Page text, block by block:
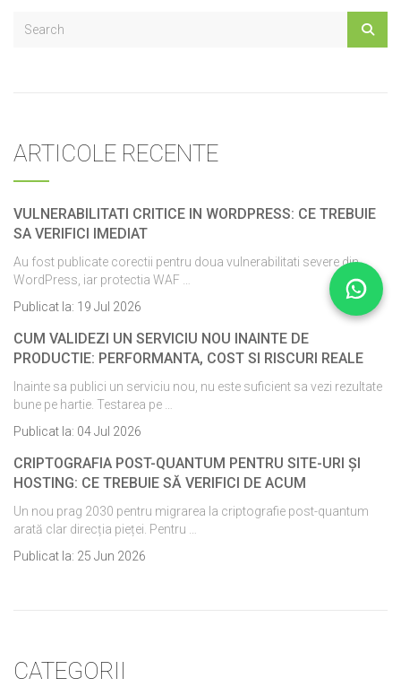
ARTICOLE RECENTE
VULNERABILITATI CRITICE IN WORDPRESS: CE TREBUIE
SA VERIFICI IMEDIAT
Au fost publicate corectii pentru doua vulnerabilitati severe din
WordPress, iar protectia WAF …
Publicat la: 19 Jul 2026
CUM VALIDEZI UN SERVICIU NOU INAINTE DE
PRODUCTIE: PERFORMANTA, COST SI RISCURI REALE
Inainte sa publici un serviciu nou, nu este suficient sa vezi rezultate
bune pe hartie. Testarea pe …
Publicat la: 04 Jul 2026
CRIPTOGRAFIA POST-QUANTUM PENTRU SITE-URI ȘI
HOSTING: CE TREBUIE SĂ VERIFICI DE ACUM
Un nou prag 2030 pentru migrarea la criptografie post-quantum
arată clar direcția pieței. Pentru …
Publicat la: 25 Jun 2026
CATEGORII